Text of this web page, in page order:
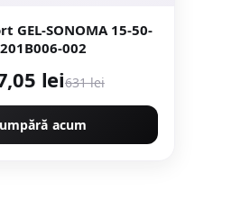
GEL-SONOMA 15-50-
002
lei631 lei
acum